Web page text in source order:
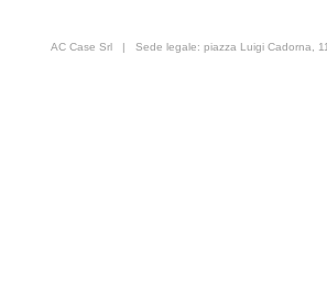
AC Case Srl | Sede legale: piazza Luigi